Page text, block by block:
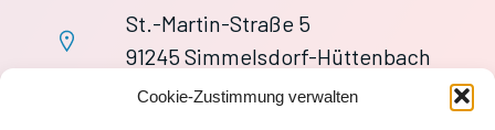
Cookie-Zustimmung verwalten
St.-Martin-Straße 5
91245 Simmelsdorf-Hüttenbach
+49 9155 9279727